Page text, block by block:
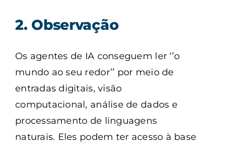
2. Observação
Os agentes de IA conseguem ler ‘’o
mundo ao seu redor’’ por meio de
entradas digitais, visão
computacional, análise de dados e
processamento de linguagens
naturais. Eles podem ter acesso à base